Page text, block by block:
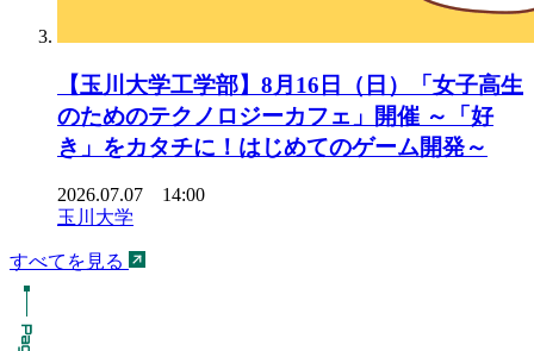
【玉川大学工学部】8月16日（日）「女子高生
のためのテクノロジーカフェ」開催 ～「好
き」をカタチに！はじめてのゲーム開発～
2026.07.07 14:00
玉川大学
すべてを見る